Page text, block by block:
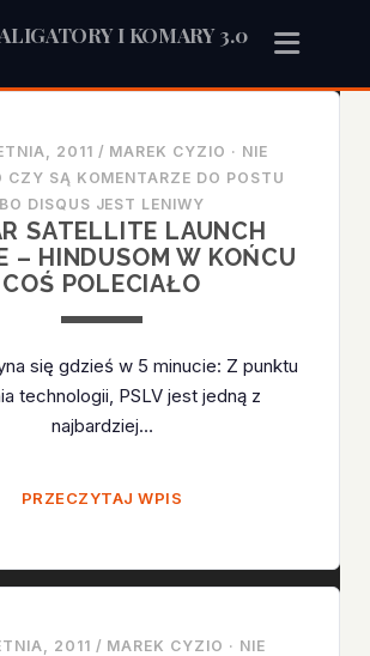
I KOMARY 3.0
2011 / MAREK CYZIO · NIE
CZY SĄ KOMENTARZE DO POSTU
BO DISQUS JEST LENIWY
SATELLITE LAUNCH
– HINDUSOM W KOŃCU
COŚ POLECIAŁO
się gdzieś w 5 minucie: Z punktu
technologii, PSLV jest jedną z
najbardziej…
PRZECZYTAJ WPIS
VEHICLE
HINDUSOM
2011 / MAREK CYZIO · NIE